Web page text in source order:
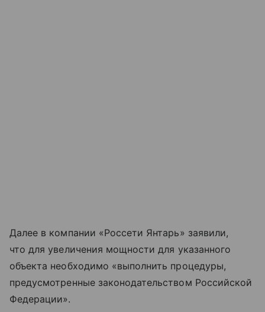
Далее в компании «Россети Янтарь» заявили,
что для увеличения мощности для указанного
объекта необходимо «выполнить процедуры,
предусмотренные законодательством Российской
Федерации».